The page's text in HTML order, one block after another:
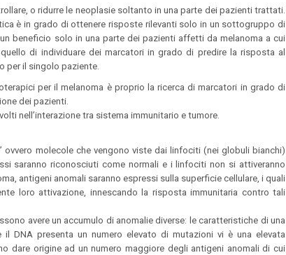
o ridurre le neoplasie soltanto in una parte dei pazienti trattati.
è in grado di ottenere risposte rilevanti solo in un sottogruppo di
beneficio solo in una parte dei pazienti affetti da melanoma a cui
di individuare dei marcatori in grado di predire la risposta al
per il singolo paziente.
per il melanoma è proprio la ricerca di marcatori in grado di
dei pazienti.
nell’interazione tra sistema immunitario e tumore.
molecole che vengono viste dai linfociti (nei globuli bianchi)
saranno riconosciuti come normali e i linfociti non si attiveranno
antigeni anomali saranno espressi sulla superficie cellulare, i quali
loro attivazione, innescando la risposta immunitaria contro tali
avere un accumulo di anomalie diverse: le caratteristiche di una
DNA presenta un numero elevato di mutazioni vi è una elevata
dare origine ad un numero maggiore degli antigeni anomali di cui